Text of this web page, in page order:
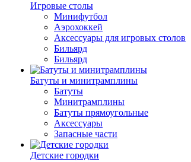
Игровые столы
Минифутбол
Аэрохоккей
Аксессуары для игровых столов
Бильяpд
Бильяpд
Батуты и минитрамплины
Батуты
Минитрамплины
Батуты прямоугольные
Аксессуары
Запасные части
Детские городки